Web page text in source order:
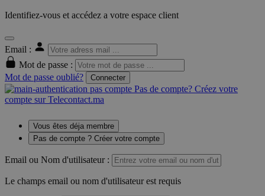
Identifiez-vous et accédez a votre espace client
Email :
Mot de passe :
Mot de passe oublié?
Connecter
Pas de compte? Créez votre
compte sur Telecontact.ma
Vous êtes déja membre
Pas de compte ? Créer votre compte
Email ou Nom d'utilisateur :
Le champs email ou nom d'utilisateur est requis